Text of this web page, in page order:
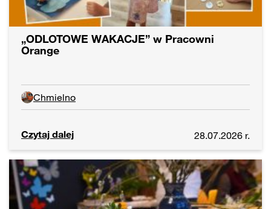
„ODLOTOWE WAKACJE” w Pracowni
Orange
Chmielno
Czytaj dalej 28.07.2026 r.